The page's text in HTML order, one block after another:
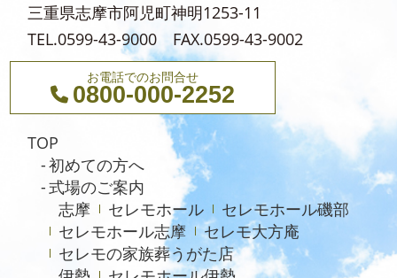
2024年11月
2024年10月
2024年9月
2024年8月
2024年5月
2023年7月
2021年4月
2020年6月
三重県志摩市阿児町神明1253-11
TEL.0599-43-9000 FAX.0599-43-9002
お電話でのお問合せ
0800-000-2252
TOP
初めての方へ
式場のご案内
志摩
セレモホール
セレモホール磯部
セレモホール志摩
セレモ大方庵
セレモの家族葬うがた店